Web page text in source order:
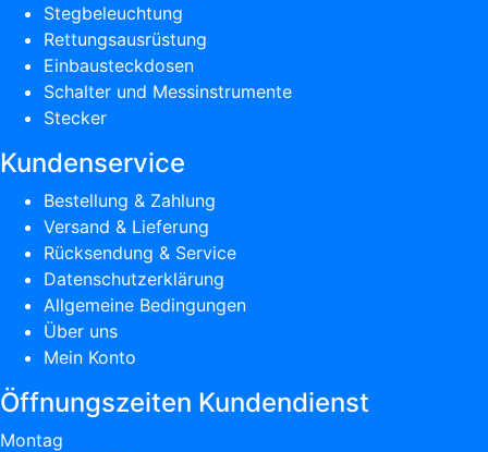
Stegbeleuchtung
Rettungsausrüstung
Einbausteckdosen
Schalter und Messinstrumente
Stecker
Kundenservice
Bestellung & Zahlung
Versand & Lieferung
Rücksendung & Service
Datenschutzerklärung
Allgemeine Bedingungen
Über uns
Mein Konto
Öffnungszeiten Kundendienst
Montag